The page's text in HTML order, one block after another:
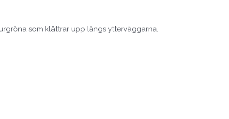
som klättrar upp längs ytterväggarna.